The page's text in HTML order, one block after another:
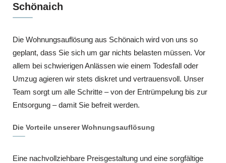
Schönaich
Die Wohnungsauflösung aus Schönaich wird von uns so
geplant, dass Sie sich um gar nichts belasten müssen. Vor
allem bei schwierigen Anlässen wie einem Todesfall oder
Umzug agieren wir stets diskret und vertrauensvoll. Unser
Team sorgt um alle Schritte – von der Entrümpelung bis zur
Entsorgung – damit Sie befreit werden.
Die Vorteile unserer Wohnungsauflösung
Eine nachvollziehbare Preisgestaltung und eine sorgfältige